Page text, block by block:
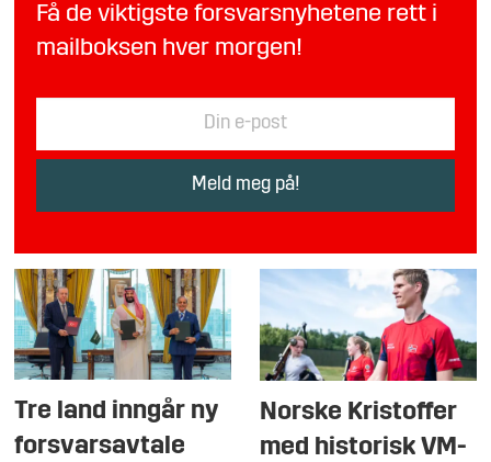
Få de viktigste forsvarsnyhetene rett i
mailboksen hver morgen!
Tre land inngår ny
forsvarsavtale
Norske Kristoffer
med historisk VM-